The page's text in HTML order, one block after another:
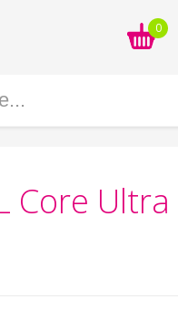
0
Core